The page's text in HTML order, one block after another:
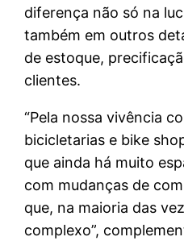
diferença não só na
também em outros
de estoque,
clientes.
“Pela nossa vivência
bicicletarias e bike
que ainda há muito
com mudanças de
que, na maioria das
complexo”,